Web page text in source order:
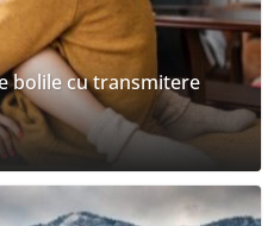
bolile cu transmitere